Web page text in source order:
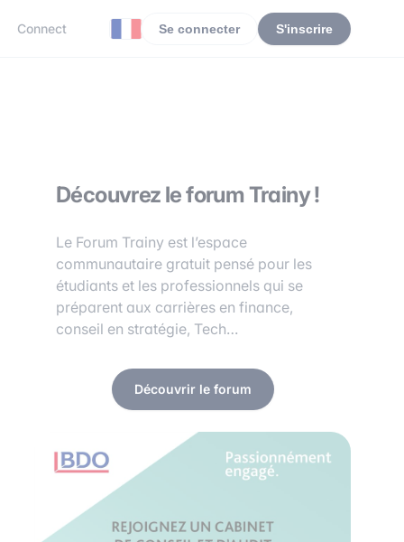
Connect Se connecter S'inscrire
Découvrez le forum Trainy !
Le Forum Trainy est l’espace
communautaire gratuit pensé pour les
étudiants et les professionnels qui se
préparent aux carrières en finance,
conseil en stratégie, Tech…
Découvrir le forum